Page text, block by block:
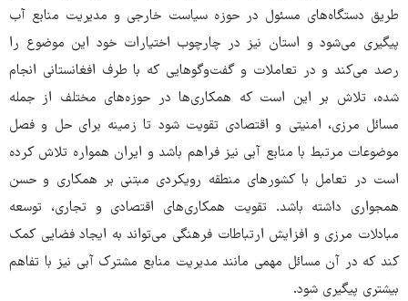
طریق دستگاه‌های مسئول در حوزه سیاست خارجی و مدیریت منابع آب
پیگیری می‌شود و استان نیز در چارچوب اختیارات خود این موضوع را
رصد می‌کند و در تعاملات و گفت‌وگوهایی که با طرف افغانستانی انجام
شده، تلاش بر این است که همکاری‌ها در حوزه‌های مختلف از جمله
مسائل مرزی، امنیتی و اقتصادی تقویت شود تا زمینه برای حل و فصل
موضوعات مرتبط با منابع آبی نیز فراهم باشد و ایران همواره تلاش کرده
است در تعامل با کشورهای منطقه رویکردی مبتنی بر همکاری و حسن
همجواری داشته باشد. تقویت همکاری‌های اقتصادی و تجاری، توسعه
مبادلات مرزی و افزایش ارتباطات فرهنگی می‌تواند به ایجاد فضایی کمک
کند که در آن مسائل مهمی مانند مدیریت منابع مشترک آبی نیز با تفاهم
بیشتری پیگیری شود.